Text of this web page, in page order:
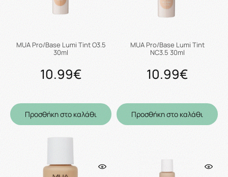
MUA Pro/Base Lumi Tint O3.5
30ml
10.99€
Προσθήκη στο καλάθι
MUA Pro/Base Lumi Tint
NC3.5 30ml
10.99€
Προσθήκη στο καλάθι